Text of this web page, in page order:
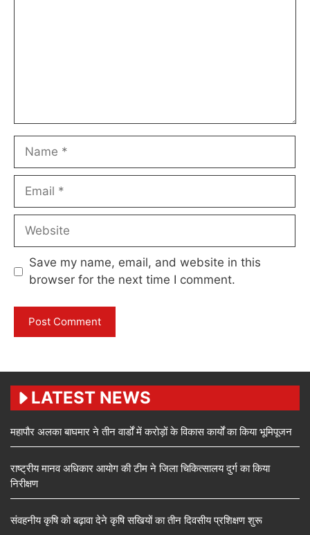
Name
Email
Website
Save my name, email, and website in this
browser for the next time I comment.
LATEST NEWS
महापौर अलका बाघमार ने तीन वार्डों में करोड़ों के विकास कार्यों का किया भूमिपूजन
राष्ट्रीय मानव अधिकार आयोग की टीम ने जिला चिकित्सालय दुर्ग का किया
निरीक्षण
संवहनीय कृषि को बढ़ावा देने कृषि सखियों का तीन दिवसीय प्रशिक्षण शुरू